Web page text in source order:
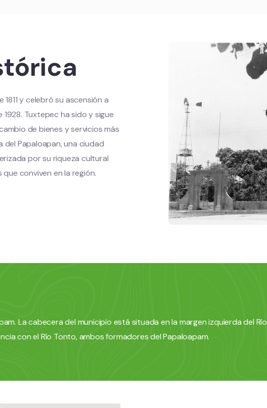
y celebró su ascensión a
Tuxtepec ha sido y sigue
de bienes y servicios más
Papaloapan, una ciudad
por su riqueza cultural
conviven en la región.
La cabecera del municipio está situada en la margen izquierda del Río
con el Río Tonto, ambos formadores del Papaloapam.